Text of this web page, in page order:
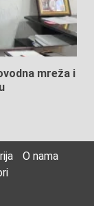
mreža i
O nama